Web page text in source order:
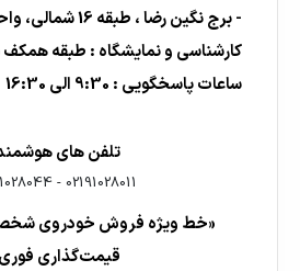
- برج نگین رضا ، طبقه 16 شمالی، واحد 1602
کارشناسی و نمایشگاه : طبقه همکف
ساعات پاسخگویی : 9:30 الی 16:30
تلفن های
02191028011
-
«خط ویژه فروش خودروی
قیمت‌گذاری